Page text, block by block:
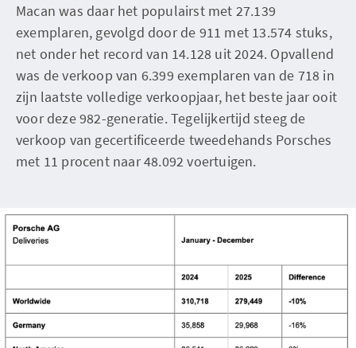
Macan was daar het populairst met 27.139
exemplaren, gevolgd door de 911 met 13.574 stuks,
net onder het record van 14.128 uit 2024. Opvallend
was de verkoop van 6.399 exemplaren van de 718 in
zijn laatste volledige verkoopjaar, het beste jaar ooit
voor deze 982-generatie. Tegelijkertijd steeg de
verkoop van gecertificeerde tweedehands Porsches
met 11 procent naar 48.092 voertuigen.